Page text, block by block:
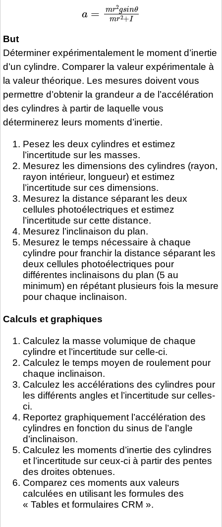
r2gsinθ
But
Déterminer expérimentalement le moment d’inertie
d’un cylindre. Comparer la valeur expérimentale à
la valeur théorique. Les mesures doivent vous
permettre d’obtenir la grandeur a de l’accélération
des cylindres à partir de laquelle vous
déterminerez leurs moments d’inertie.
Pesez les deux cylindres et estimez
l’incertitude sur les masses.
Mesurez les dimensions des cylindres (rayon,
rayon intérieur, longueur) et estimez
l’incertitude sur ces dimensions.
Mesurez la distance séparant les deux
cellules photoélectriques et estimez
l’incertitude sur cette distance.
Mesurez l’inclinaison du plan.
Mesurez le temps nécessaire à chaque
cylindre pour franchir la distance séparant les
deux cellules photoélectriques pour
différentes inclinaisons du plan (5 au
minimum) en répétant plusieurs fois la mesure
pour chaque inclinaison.
Calculs et graphiques
Calculez la masse volumique de chaque
cylindre et l’incertitude sur celle-ci.
Calculez le temps moyen de roulement pour
chaque inclinaison.
Calculez les accélérations des cylindres pour
les différents angles et l’incertitude sur celles-
ci.
Reportez graphiquement l’accélération des
cylindres en fonction du sinus de l’angle
d’inclinaison.
Calculez les moments d’inertie des cylindres
et l’incertitude sur ceux-ci à partir des pentes
des droites obtenues.
Comparez ces moments aux valeurs
calculées en utilisant les formules des
« Tables et formulaires CRM ».